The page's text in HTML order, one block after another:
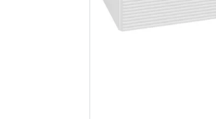
Nettlager:1-10 stk